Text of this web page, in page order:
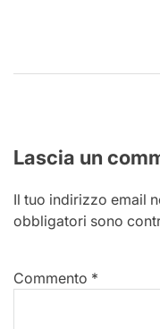
Lascia un
Il tuo indirizzo email
obbligatori sono
Commento *